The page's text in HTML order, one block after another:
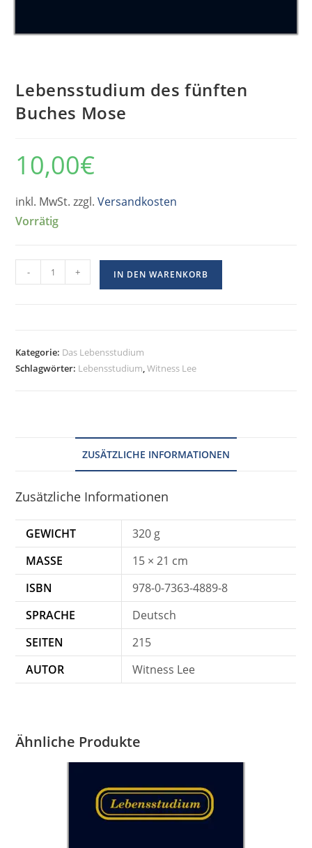
Lebensstudium des fünften
Buches Mose
10,00€
inkl. MwSt. zzgl.Versandkosten
Vorrätig
- + IN DEN WARENKORB
Kategorie: Das Lebensstudium
Schlagwörter: Lebensstudium,Witness Lee
ZUSÄTZLICHE INFORMATIONEN
Zusätzliche Informationen
GEWICHT
320 g
MASSE
15 × 21 cm
ISBN
978-0-7363-4889-8
SPRACHE
Deutsch
SEITEN
215
AUTOR
Witness Lee
Ähnliche Produkte